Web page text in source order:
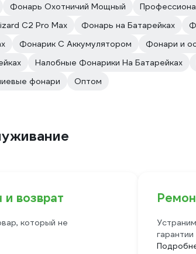
Фонарь Охотничий Мощный
C2 Pro Max Фонарь на Батарейках
Фонарик С Аккумулятором Фонари и
Налобные Фонарики На Батарейках
фонари Оптом
возврат
который не